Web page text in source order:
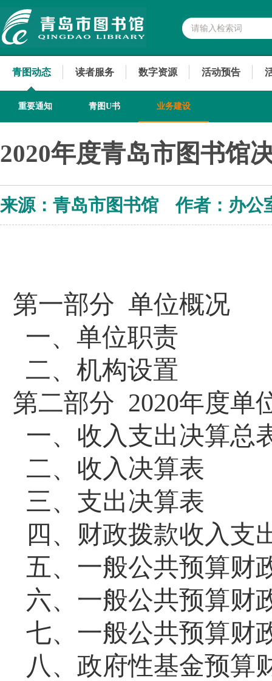
青图动态 读者服务 数字资源 活动预告
重要通知 青图U书 业务建设
2020年度青岛市图书馆
来源：青岛市图书馆 作者：办
第一部分 单位概况
一、单位职责
二、机构设置
第二部分 2020年度单
一、收入支出决算总
二、收入决算表
三、支出决算表
四、财政拨款收入支
五、一般公共预算财
六、一般公共预算财
七、一般公共预算财
八、政府性基金预算